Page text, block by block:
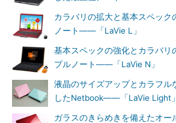
カラバリの拡大と基本スペック
ノート――「LaVie L」
基本スペックの強化とカラバリ
プルノート――「LaVie N」
液晶のサイズアップとカラフル
したNetbook――「LaVie Light」
ガラスのきらめきを備えたオー